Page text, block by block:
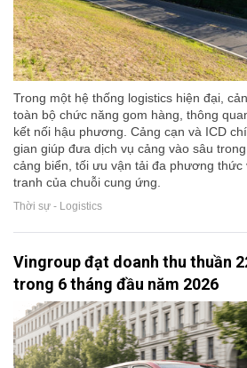
Trong một hệ thống logistics hiện đại,
toàn bộ chức năng gom hàng, thông
kết nối hậu phương. Cảng cạn và ICD
gian giúp đưa dịch vụ cảng vào sâu
cảng biển, tối ưu vận tải đa phương thức
tranh của chuỗi cung ứng.
Thời sự - Logistics
Vingroup đạt doanh thu thuần
trong 6 tháng đầu năm 2026